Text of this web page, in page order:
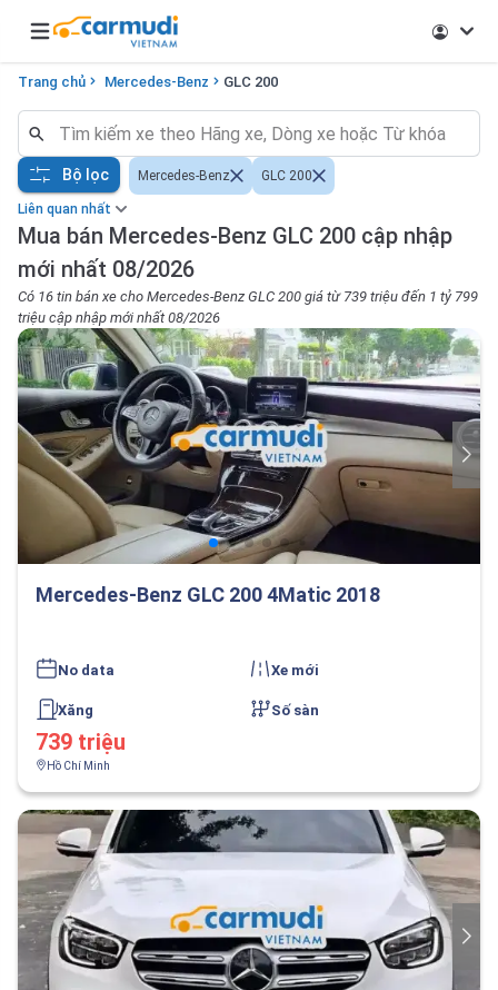
Open main menu
Trang chủ Mercedes-Benz GLC 200
Liên quan nhất
Mua bán Mercedes-Benz GLC 200 cập nhập
mới nhất 08/2026
Có 16 tin bán xe cho Mercedes-Benz GLC 200 giá từ 739 triệu đến 1 tỷ 799
triệu cập nhập mới nhất 08/2026
Bộ lọc Mercedes-Benz GLC 200
Mercedes-Benz GLC 200 4Matic 2018
No data Xe mới
Xăng Số sàn
739 triệu
Hồ Chí Minh